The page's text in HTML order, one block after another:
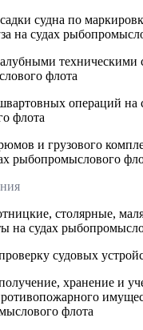
судна по
на судах
техническими
флота
операций на
флота
и грузового
рыбопромыслового
столярные,
на судах
судовых
хранение и
флота